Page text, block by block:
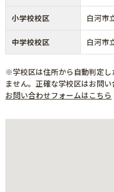
小学校校区 白河市
中学校校区 白河市
※学校区は住所から自動判定
ません。正確な学校区はお問い
お問い合わせフォームはこちら